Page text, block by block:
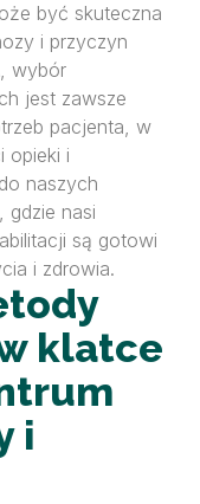
być skuteczna
i przyczyn
wybór
jest zawsze
pacjenta, w
opieki i
naszych
gdzie nasi
są gotowi
i zdrowia.
klatce
i